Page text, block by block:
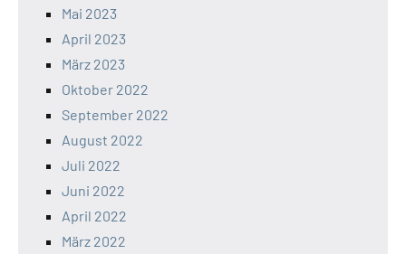
Mai 2023
April 2023
März 2023
Oktober 2022
September 2022
August 2022
Juli 2022
Juni 2022
April 2022
März 2022